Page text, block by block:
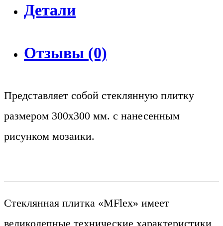
Детали
Отзывы (0)
Представляет собой стеклянную плитку
размером 300х300 мм. с нанесенным
рисунком мозаики.
Стеклянная плитка «MFlex» имеет
великолепные технические характеристики,